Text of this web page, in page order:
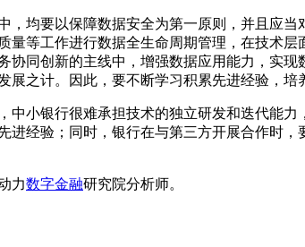
均要以保障数据安全为第一原则，并且应
等工作进行数据全生命周期管理，在技术
同创新的主线中，增强数据应用能力，实
之计。因此，要不断学习积累先进经验，培
小银行很难承担技术的独立研发和迭代能
经验；同时，银行在与第三方开展合作时
力数字金融研究院分析师。